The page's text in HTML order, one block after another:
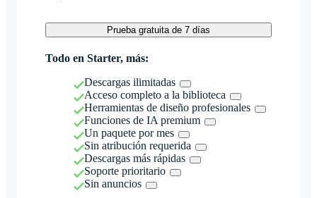
Prueba gratuita de 7 días
Todo en Starter, más:
Descargas ilimitadas
Acceso completo a la biblioteca
Herramientas de diseño profesionales
Funciones de IA premium
Un paquete por mes
Sin atribución requerida
Descargas más rápidas
Soporte prioritario
Sin anuncios